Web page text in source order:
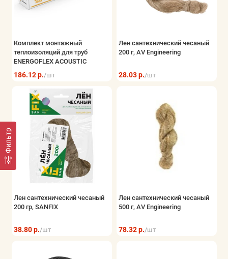
Фильтр
Комплект монтажный
теплоизоляций для труб
ENERGOFLEX ACOUSTIC
186.12 р./шт
Лен сантехнический чесаный
200 г, AV Engineering
28.03 р./шт
Лен сантехнический чесаный
200 гр, SANFIX
38.80 р./шт
Лен сантехнический чесаный
500 г, AV Engineering
78.32 р./шт